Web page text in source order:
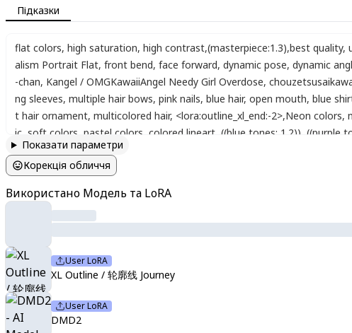
Підказки
flat colors, high saturation, high contrast,(masterpiece:1.3),best quality,
alism Portrait Flat, front bend, face forward, dynamic pose, dynamic
-chan, Kangel / OMGKawaiiAngel Needy Girl Overdose,
ng sleeves, multiple hair bows, pink nails, blue hair, open mouth, blue
t hair ornament, multicolored hair, <lora:outline_xl_end:-2>,Neon colors,
ic soft colors pastel colors colored lineart ((blue tones: 1.2)) ((purple
style, aesthetic, soft colors
Показати параметри
Корекція обличчя
Використано Модель та LoRA
User LoRA
XL Outline / 轮廓线 Journey
User LoRA
DMD2